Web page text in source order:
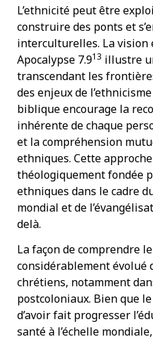
L’ethnicité peut être
construire des ponts et
interculturelles. La vision
Apocalypse 7.913 illustre
transcendant les
des enjeux de
biblique encourage la
inhérente de chaque
et la compréhension
ethniques. Cette
théologiquement fondée
ethniques dans le cadre
mondial et de
delà.
La façon de comprendre
considérablement évolué
chrétiens, notamment
postcoloniaux. Bien que
d’avoir fait progresser
santé à l’échelle